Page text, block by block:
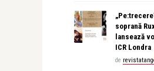
soprană
lansează
ICR Londra
de